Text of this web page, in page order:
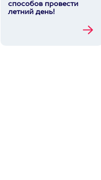
способов провести
летний день!